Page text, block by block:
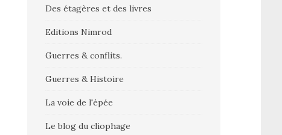
Des étagères et des livres
Editions Nimrod
Guerres & conflits.
Guerres & Histoire
La voie de l'épée
Le blog du cliophage